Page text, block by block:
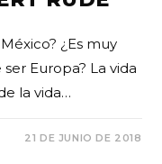
¿Es muy
Europa? La vida
la vida…
21 DE JUNIO DE 2018